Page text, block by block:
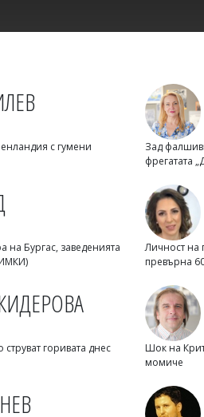
с гумени
Зад
фрегатата
на Бургас, заведенията
Личност на
превърна
горивата днес
Шок на
момиче